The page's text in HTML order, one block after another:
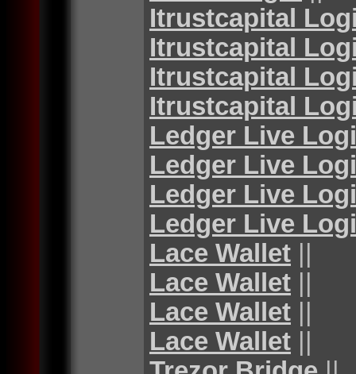
Itrustcapital
Itrustcapital
Itrustcapital
Itrustcapital
Ledger Live
Ledger Live
Ledger Live
Ledger Live
Lace Wallet ||
Lace Wallet ||
Lace Wallet ||
Lace Wallet ||